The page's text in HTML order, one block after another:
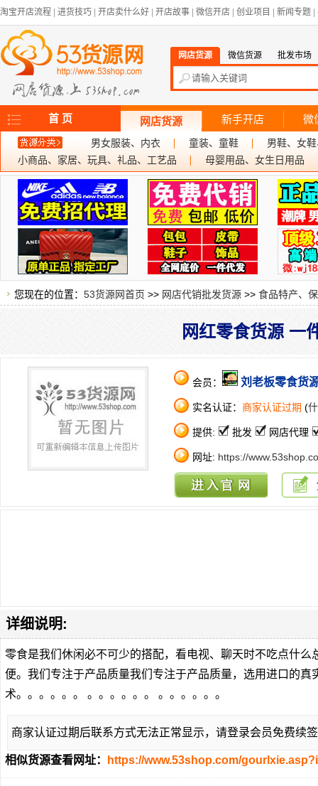
淘宝开店流程 进货技巧 开店卖什么好 开店故事 微信开店 创业项目 新闻专题
网店货源 微信货源 批发市场
首 页 网店货源 新手开店 微
男女服装、内衣 童装、童鞋
男鞋、女
小商品、家居、玩具、礼品、工艺品
母婴用品、女生日用品
您现在的位置： 53货源网首页 >> 网店代销批发货源 >> 食品特产、
网红零食货源 一
会员： 刘老板零食货
实名认证： 商家认证过期 (
提供: 批发 网店代理
网址: https://
详细说明:
零食是我们休闲必不可少的搭配，看电视、聊天时不吃点什
便。我们专注于产品质量我们专注于产品质量，选用进口的
术。。。。。。 。。。。。。 。。。。。。
商家认证过期后联系方式无法正常显示，请登录会员免费续
相似货源查看网址： https://www.53shop.com/